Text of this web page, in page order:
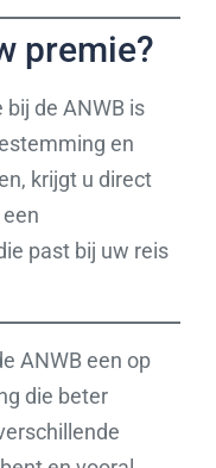
premie?
de ANWB is
en
krijgt u direct
past bij uw reis
ANWB een op
die beter